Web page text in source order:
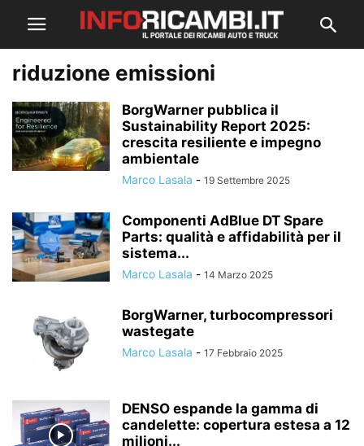
riduzione emissioni
BorgWarner pubblica il
Sustainability Report 2025:
crescita resiliente e impegno
ambientale
Marco Lasala - 19 Settembre 2025
Componenti AdBlue DT Spare
Parts: qualità e affidabilità per il
sistema...
Marco Lasala - 14 Marzo 2025
BorgWarner, turbocompressori
wastegate
Marco Lasala - 17 Febbraio 2025
DENSO espande la gamma di
candelette: copertura estesa a 12
milioni...